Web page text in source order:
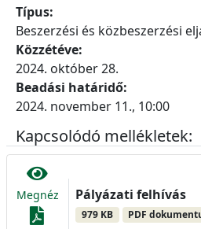
Típus:
Beszerzési és közbeszerzési
Közzétéve:
2024. október 28.
Beadási határidő:
2024. november 11., 10:00
Kapcsolódó mellékletek:
Megnéz Pályázati felhívás
979 KB PDF